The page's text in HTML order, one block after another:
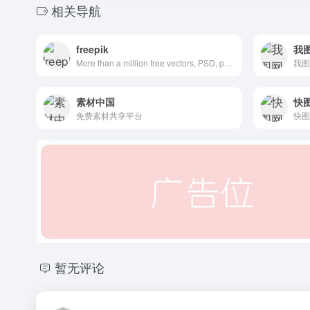
相关导航
freepik 我
素材中国
免费素材共享平台
快
暂无评论